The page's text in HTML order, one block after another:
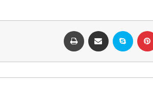
بينتيريست سكايب مشاركة عبر البريد